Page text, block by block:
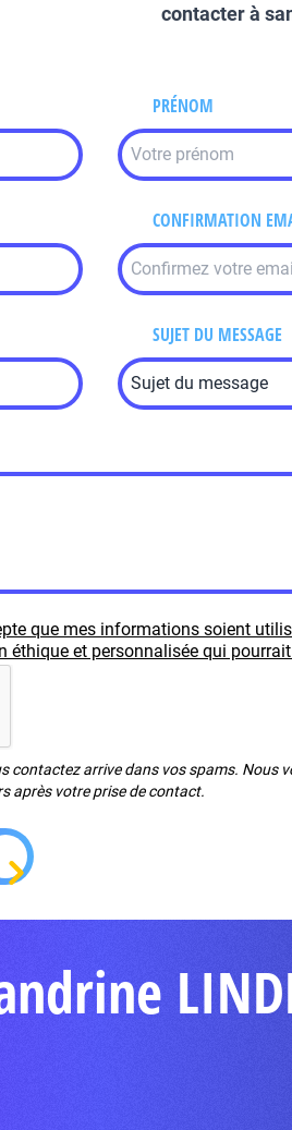
contacter à
PRÉNOM
CONFIRMATION
SUJET DU MESSAGE
que mes informations soient
éthique et personnalisée qui
contactez arrive dans vos spams. Nous
après votre prise de contact.